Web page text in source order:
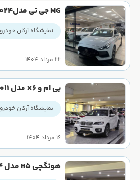
MG جی تی مدل۲۰۲۴
نمایشگاه آرکان خودرو
۲۲ مرداد ۱۴۰۴
بی ام و X6 مدل 2011
نمایشگاه آرکان خودرو
۱۶ مرداد ۱۴۰۴
هونگچی H5 مدل 2024